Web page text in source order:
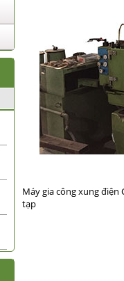
Máy gia công xung
tạp